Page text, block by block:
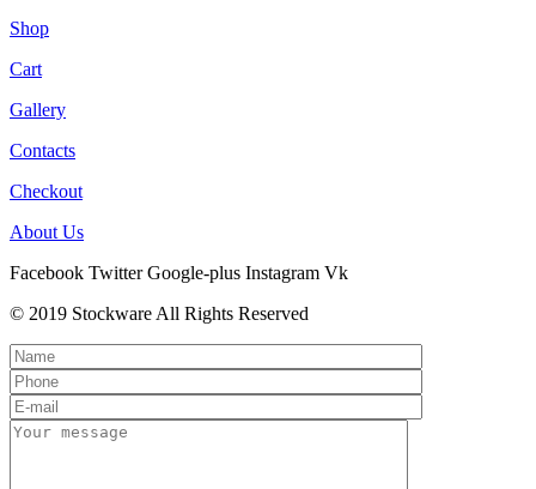
Shop
Cart
Gallery
Contacts
Checkout
About Us
Facebook Twitter Google-plus Instagram Vk
© 2019 Stockware All Rights Reserved